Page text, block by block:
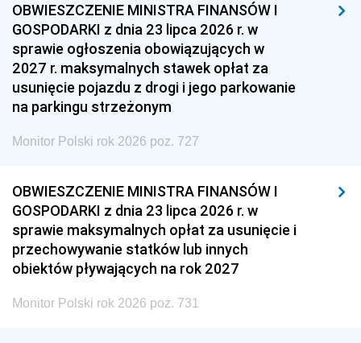
OBWIESZCZENIE MINISTRA FINANSÓW I
GOSPODARKI z dnia 23 lipca 2026 r. w
sprawie ogłoszenia obowiązujących w
2027 r. maksymalnych stawek opłat za
usunięcie pojazdu z drogi i jego parkowanie
na parkingu strzeżonym
Monitor Polski rok 2026 poz. 727
OBWIESZCZENIE MINISTRA FINANSÓW I
GOSPODARKI z dnia 23 lipca 2026 r. w
sprawie maksymalnych opłat za usunięcie i
przechowywanie statków lub innych
obiektów pływających na rok 2027
Monitor Polski rok 2026 poz. 731